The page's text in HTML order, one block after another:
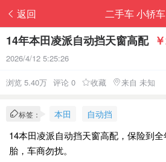
返回 二手车 小轿车
14年本田凌派自动挡天窗高配
2026/4/12 5:25:26
浏览 5.40万 评论 0 收藏 来自 未知
标签： 本田 自动挡
14本田凌派自动挡天窗高配，保险到
胎，车商勿扰。